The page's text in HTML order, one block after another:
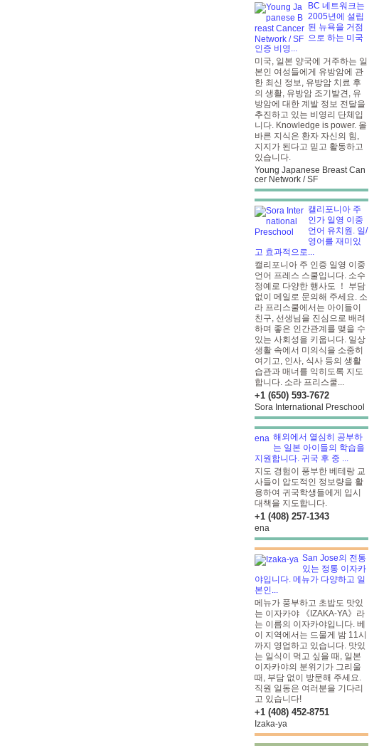
BC 네트워크는
2005년에 설립
된 뉴욕을 거점
으로 하는 미국
인증 비영...
미국, 일본 양국에 거주하는 일
본인 여성들에게 유방암에 관
한 최신 정보, 유방암 치료 후
의 생활, 유방암 조기발견, 유
방암에 대한 계발 정보 전달을
추진하고 있는 비영리 단체입
니다. Knowledge is power. 올
바른 지식은 환자 자신의 힘,
지지가 된다고 믿고 활동하고
있습니다.
Young Japanese Breast Can
cer Network / SF
캘리포니아 주
인가 일영 이중
언어 유치원. 일/
영어를 재미있
고 효과적으로...
캘리포니아 주 인증 일영 이중
언어 프레스 스쿨입니다. 소수
정예로 다양한 행사도 ！ 부담
없이 메일로 문의해 주세요. 소
라 프리스쿨에서는 아이들이
친구, 선생님을 진심으로 배려
하며 좋은 인간관계를 맺을 수
있는 사회성을 키웁니다. 일상
생활 속에서 미의식을 소중히
여기고, 인사, 식사 등의 생활
습관과 매너를 익히도록 지도
합니다. 소라 프리스쿨...
+1 (650) 593-7672
Sora International Preschool
해외에서 열심히 공부하
는 일본 아이들의 학습을
지원합니다. 귀국 후 중 ...
지도 경험이 풍부한 베테랑 교
사들이 압도적인 정보량을 활
용하여 귀국학생들에게 입시
대책을 지도합니다.
+1 (408) 257-1343
ena
San Jose의 전통
있는 정통 이자카
야입니다. 메뉴가 다양하고 일
본인...
메뉴가 풍부하고 초밥도 맛있
는 이자카야 《IZAKA-YA》라
는 이름의 이자카야입니다. 베
이 지역에서는 드물게 밤 11시
까지 영업하고 있습니다. 맛있
는 일식이 먹고 싶을 때, 일본
이자카야의 분위기가 그리울
때, 부담 없이 방문해 주세요.
직원 일동은 여러분을 기다리
고 있습니다!
+1 (408) 452-8751
Izaka-ya